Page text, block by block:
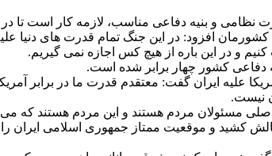
نظامی و بنیه دفاعی مناسب، لازمه کار است تا
افزود: در این جنگ تمام قدرت های دنیا
و در این باره از هیچ کس اجازه نمی گیریم.
دفاعی کشور چهار برابر شده است.
علیه ایران گفت: معتقدم قدرت ما در برابر
نیست.
گاه اصلی مسئولان مردم هستند و این مردم هستند که
کشید و موقعیت ممتاز جمهوری اسلامی ایران